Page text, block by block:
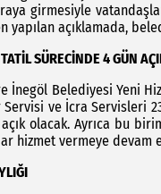
girmesiyle
yapılan açıklamada,
SÜRECİNDE 4 GÜN
İnegöl Belediyesi Yeni
ve İcra Servisleri 23
açık olacak. Ayrıca bu
hizmet vermeye devam